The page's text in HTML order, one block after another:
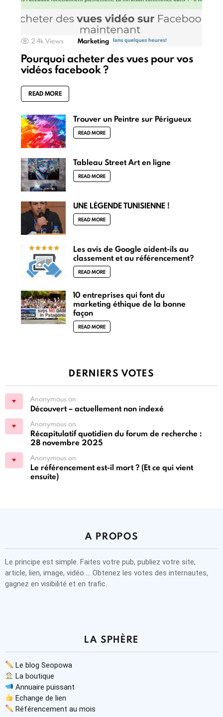
2.4k Views Marketing
Pourquoi acheter des vues pour vos
vidéos facebook ?
READ MORE
Trouver un Peintre sur Périgueux
READ MORE
Tableau Street Art en ligne
READ MORE
UNE LÉGENDE TUNISIENNE !
READ MORE
Les avis de Google aident-ils au
classement et au référencement?
READ MORE
10 entreprises qui font du
marketing éthique de la bonne
façon
READ MORE
DERNIERS VOTES
Anonymous on
Découvert – actuellement non indexé
Anonymous on
Récapitulatif quotidien du forum de recherche :
28 novembre 2025
Anonymous on
Le référencement est-il mort ? (Et ce qui vient
ensuite)
A PROPOS
Le principe est simple. Faites votre pub, publiez votre site,
article, lien, image, vidéo … Obtenez les votes des internautes,
gagnez en visibilité et en trafic.
LA SPHÈRE
Le blog Seopowa
La boutique
Annuaire puissant
Echange de lien
Référencement au mois